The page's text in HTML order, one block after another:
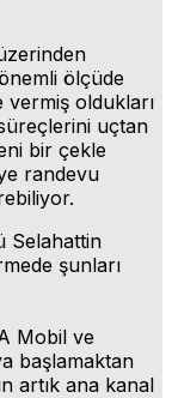
ölçüde
vermiş oldukları
uçtan
bir çekle
randevu
Selahattin
şunları
Mobil ve
başlamaktan
artık ana kanal